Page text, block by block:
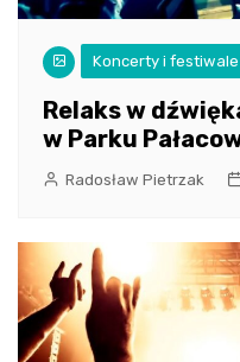
Koncerty i festiwale
Relaks w
w Parku
Radosław Pietrzak